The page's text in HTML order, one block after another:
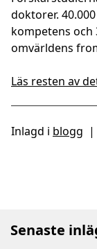
doktorer.
kompetens och
omvärldens
Läs resten av
Inlagd i blogg |
Senaste